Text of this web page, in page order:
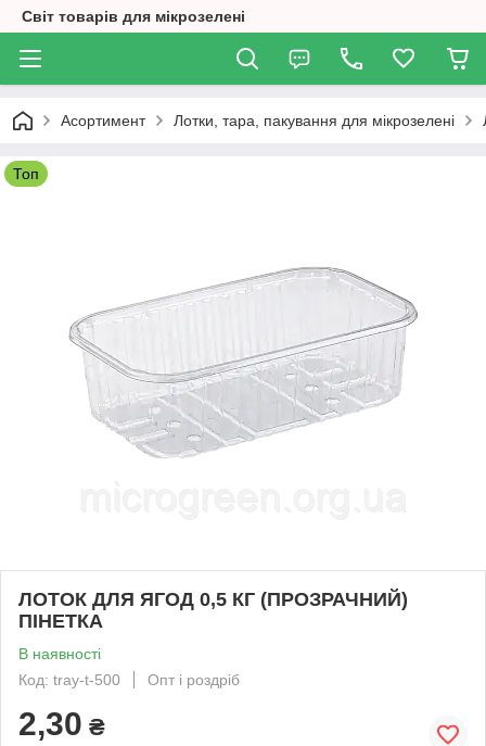
Світ товарів для мікрозелені
Асортимент Лотки, тара, пакування для мікрозелені
Топ
ЛОТОК ДЛЯ ЯГОД 0,5 КГ (ПРОЗРАЧНИЙ)
ПІНЕТКА
В наявності
Код: tray-t-500
Опт і роздріб
2,30 ₴